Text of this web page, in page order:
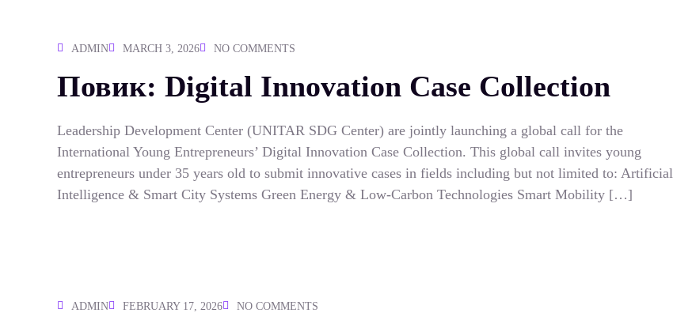
ADMIN MARCH 3, 2026 NO COMMENTS
Повик: Digital Innovation Case Collection
Leadership Development Center (UNITAR SDG Center) are jointly launching a global call for the
International Young Entrepreneurs’ Digital Innovation Case Collection. This global call invites young
entrepreneurs under 35 years old to submit innovative cases in fields including but not limited to: Artificial
Intelligence & Smart City Systems Green Energy & Low-Carbon Technologies Smart Mobility […]
ADMIN FEBRUARY 17, 2026 NO COMMENTS